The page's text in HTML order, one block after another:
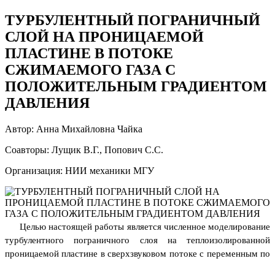
ТУРБУЛЕНТНЫЙ ПОГРАНИЧНЫЙ
СЛОЙ НА ПРОНИЦАЕМОЙ
ПЛАСТИНЕ В ПОТОКЕ
СЖИМАЕМОГО ГАЗА С
ПОЛОЖИТЕЛЬНЫМ ГРАДИЕНТОМ
ДАВЛЕНИЯ
Автор: Анна Михайловна Чайка
Соавторы: Лущик В.Г., Попович С.С.
Организация: НИИ механики МГУ
Целью настоящей работы является численное моделирование
турбулентного пограничного слоя на теплоизолированной
проницаемой пластине в сверхзвуковом потоке с переменным по